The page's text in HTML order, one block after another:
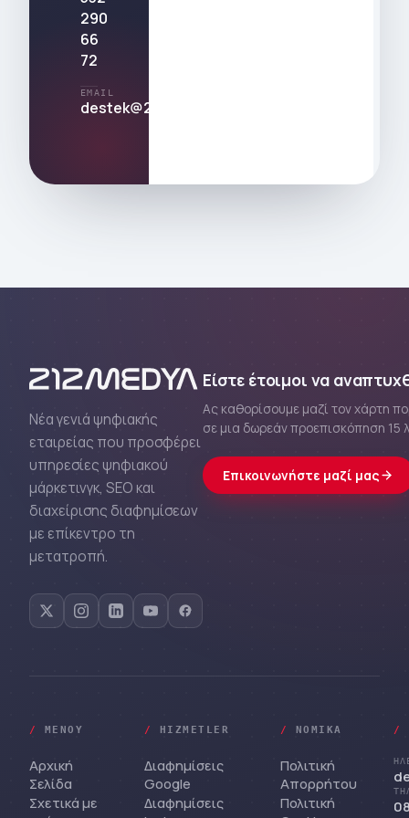
290
66
72
EMAIL
destek@212medya.com.tr
Νέα γενιά ψηφιακής
εταιρείας που προσφέρει
υπηρεσίες ψηφιακού
μάρκετινγκ, SEO και
διαχείρισης διαφημίσεων
με επίκεντρο τη
μετατροπή.
Είστε έτοιμοι να
Ας καθορίσουμε μαζί τον χάρτη
σε μια δωρεάν προεπισκόπηση 15
Επικοινωνήστε μαζί μας
/ ΜΕΝΟΎ
Αρχική
Σελίδα
Σχετικά με
/ HIZMETLER
Διαφημίσεις
Google
Διαφημίσεις
/ ΝΟΜΙΚΆ
Πολιτική
Απορρήτου
Πολιτική
/